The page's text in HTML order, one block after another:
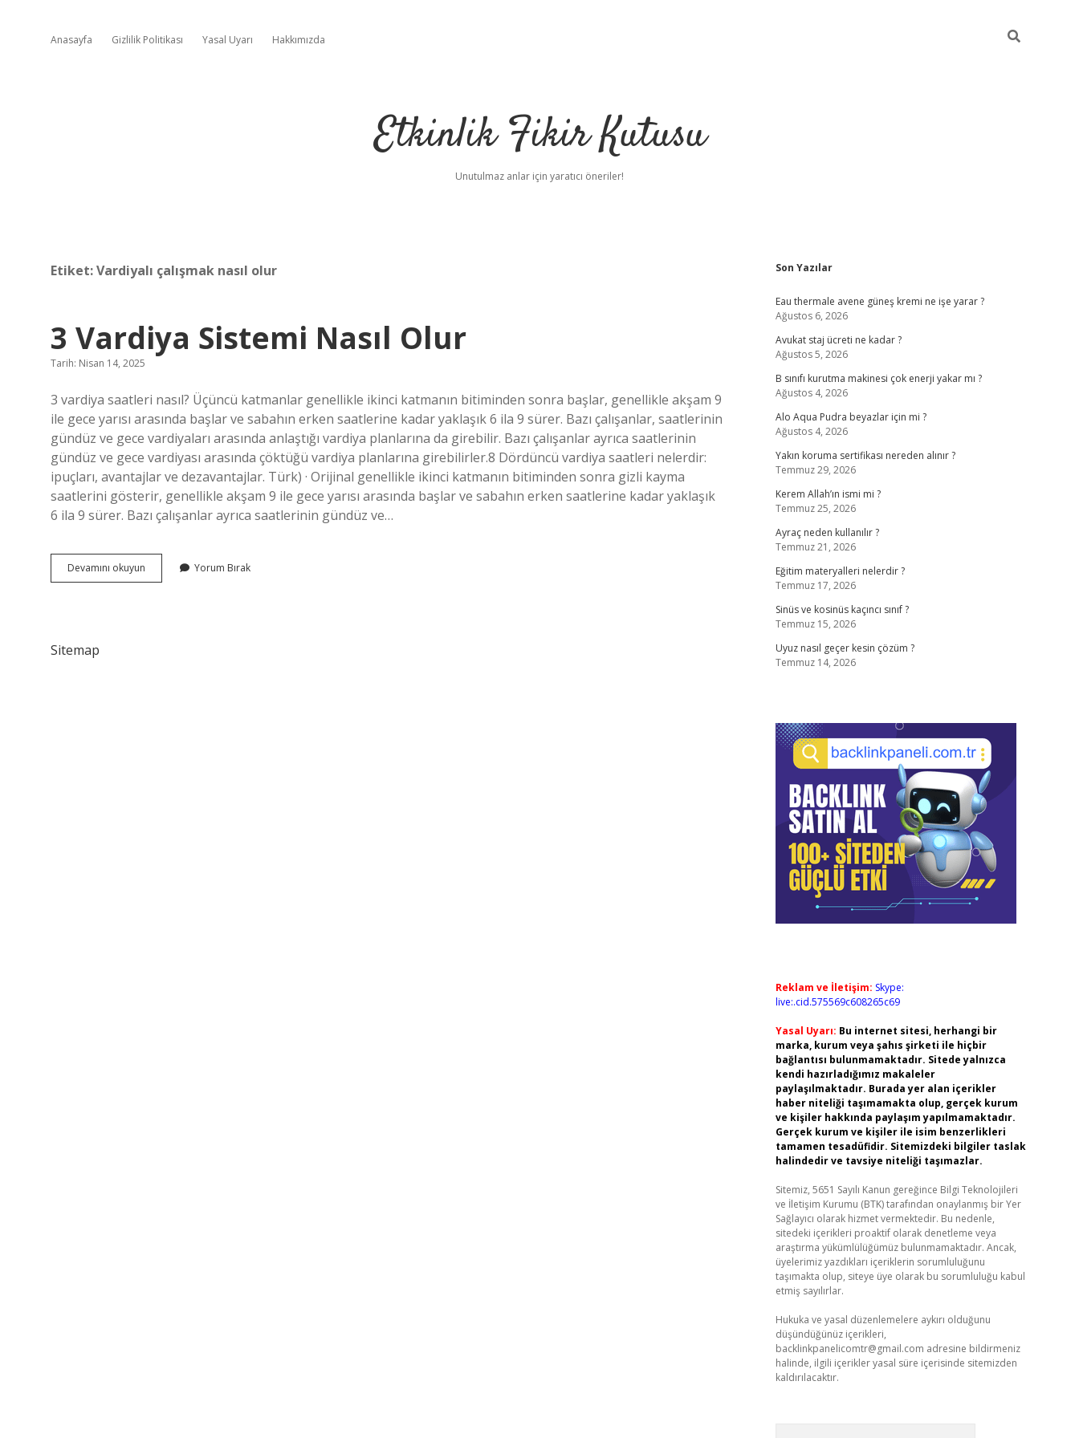
Anasayfa Gizlilik Politikası Yasal Uyarı Hakkımızda
Etkinlik Fikir Kutusu
Unutulmaz anlar için yaratıcı öneriler!
Etiket:Vardiyalı çalışmak nasıl olur
3 Vardiya Sistemi Nasıl Olur
Tarih: Nisan 14, 2025
3 vardiya saatleri nasıl? Üçüncü katmanlar genellikle ikinci katmanın bitiminden sonra başlar, genellikle akşam 9
ile gece yarısı arasında başlar ve sabahın erken saatlerine kadar yaklaşık 6 ila 9 sürer. Bazı çalışanlar, saatlerinin
gündüz ve gece vardiyaları arasında anlaştığı vardiya planlarına da girebilir. Bazı çalışanlar ayrıca saatlerinin
gündüz ve gece vardiyası arasında çöktüğü vardiya planlarına girebilirler.8 Dördüncü vardiya saatleri nelerdir:
ipuçları, avantajlar ve dezavantajlar. Türk) · Orijinal genellikle ikinci katmanın bitiminden sonra gizli kayma
saatlerini gösterir, genellikle akşam 9 ile gece yarısı arasında başlar ve sabahın erken saatlerine kadar yaklaşık
6 ila 9 sürer. Bazı çalışanlar ayrıca saatlerinin gündüz ve…
Devamını okuyun
Vardiya
Yorum Bırak
Sitemap
Sidebar
Son Yazılar
Eau thermale avene güneş kremi ne işe yarar ?
Ağustos 6, 2026
Avukat staj ücreti ne kadar ?
Ağustos 5, 2026
B sınıfı kurutma makinesi çok enerji yakar mı ?
Ağustos 4, 2026
Alo Aqua Pudra beyazlar için mi ?
Ağustos 4, 2026
Yakın koruma sertifikası nereden alınır ?
Temmuz 29, 2026
Kerem Allah’ın ismi mi ?
Temmuz 25, 2026
Ayraç neden kullanılır ?
Temmuz 21, 2026
Eğitim materyalleri nelerdir ?
Temmuz 17, 2026
Sinüs ve kosinüs kaçıncı sınıf ?
Temmuz 15, 2026
Uyuz nasıl geçer kesin çözüm ?
Temmuz 14, 2026
Reklam ve İletişim: Skype:
live:.cid.575569c608265c69
Yasal Uyarı: Bu internet sitesi, herhangi bir
marka, kurum veya şahıs şirketi ile hiçbir
bağlantısı bulunmamaktadır. Sitede yalnızca
kendi hazırladığımız makaleler
paylaşılmaktadır. Burada yer alan içerikler
haber niteliği taşımamakta olup, gerçek kurum
ve kişiler hakkında paylaşım yapılmamaktadır.
Gerçek kurum ve kişiler ile isim benzerlikleri
tamamen tesadüfidir. Sitemizdeki bilgiler taslak
halindedir ve tavsiye niteliği taşımazlar.
Sitemiz, 5651 Sayılı Kanun gereğince Bilgi Teknolojileri
ve İletişim Kurumu (BTK) tarafından onaylanmış bir Yer
Sağlayıcı olarak hizmet vermektedir. Bu nedenle,
sitedeki içerikleri proaktif olarak denetleme veya
araştırma yükümlülüğümüz bulunmamaktadır. Ancak,
üyelerimiz yazdıkları içeriklerin sorumluluğunu
taşımakta olup, siteye üye olarak bu sorumluluğu kabul
etmiş sayılırlar.
Hukuka ve yasal düzenlemelere aykırı olduğunu
düşündüğünüz içerikleri,
backlinkpanelicomtr@gmail.com adresine bildirmeniz
halinde, ilgili içerikler yasal süre içerisinde sitemizden
kaldırılacaktır.